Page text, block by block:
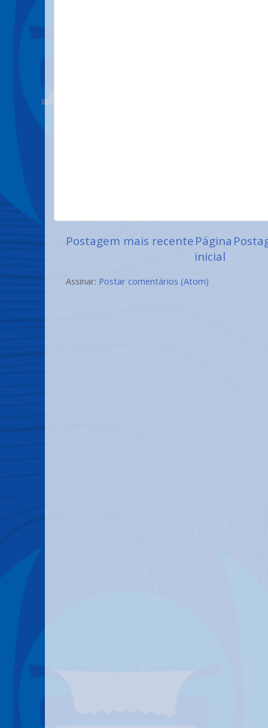
Postagem mais recentePágina
inicial
Assinar: Postar comentários (Atom)